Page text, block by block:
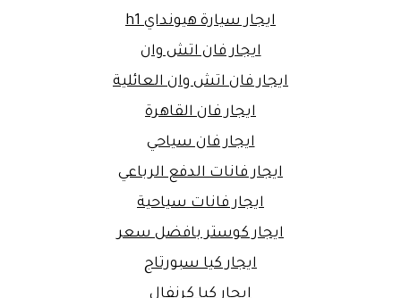
ايجار سيارة هيونداي h1
ايجار فان اتش وان
ايجار فان اتش وان العائلية
ايجار فان القاهرة
ايجار فان سياحي
ايجار فانات الدفع الرباعي
ايجار فانات سياحية
ايجار كوستر بافضل سعر
ايجار كيا سبورتاج
ايجار كيا كرنفال